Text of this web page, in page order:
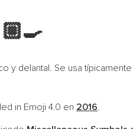
y delantal. Se usa
in Emoji 4.0 en 2016.